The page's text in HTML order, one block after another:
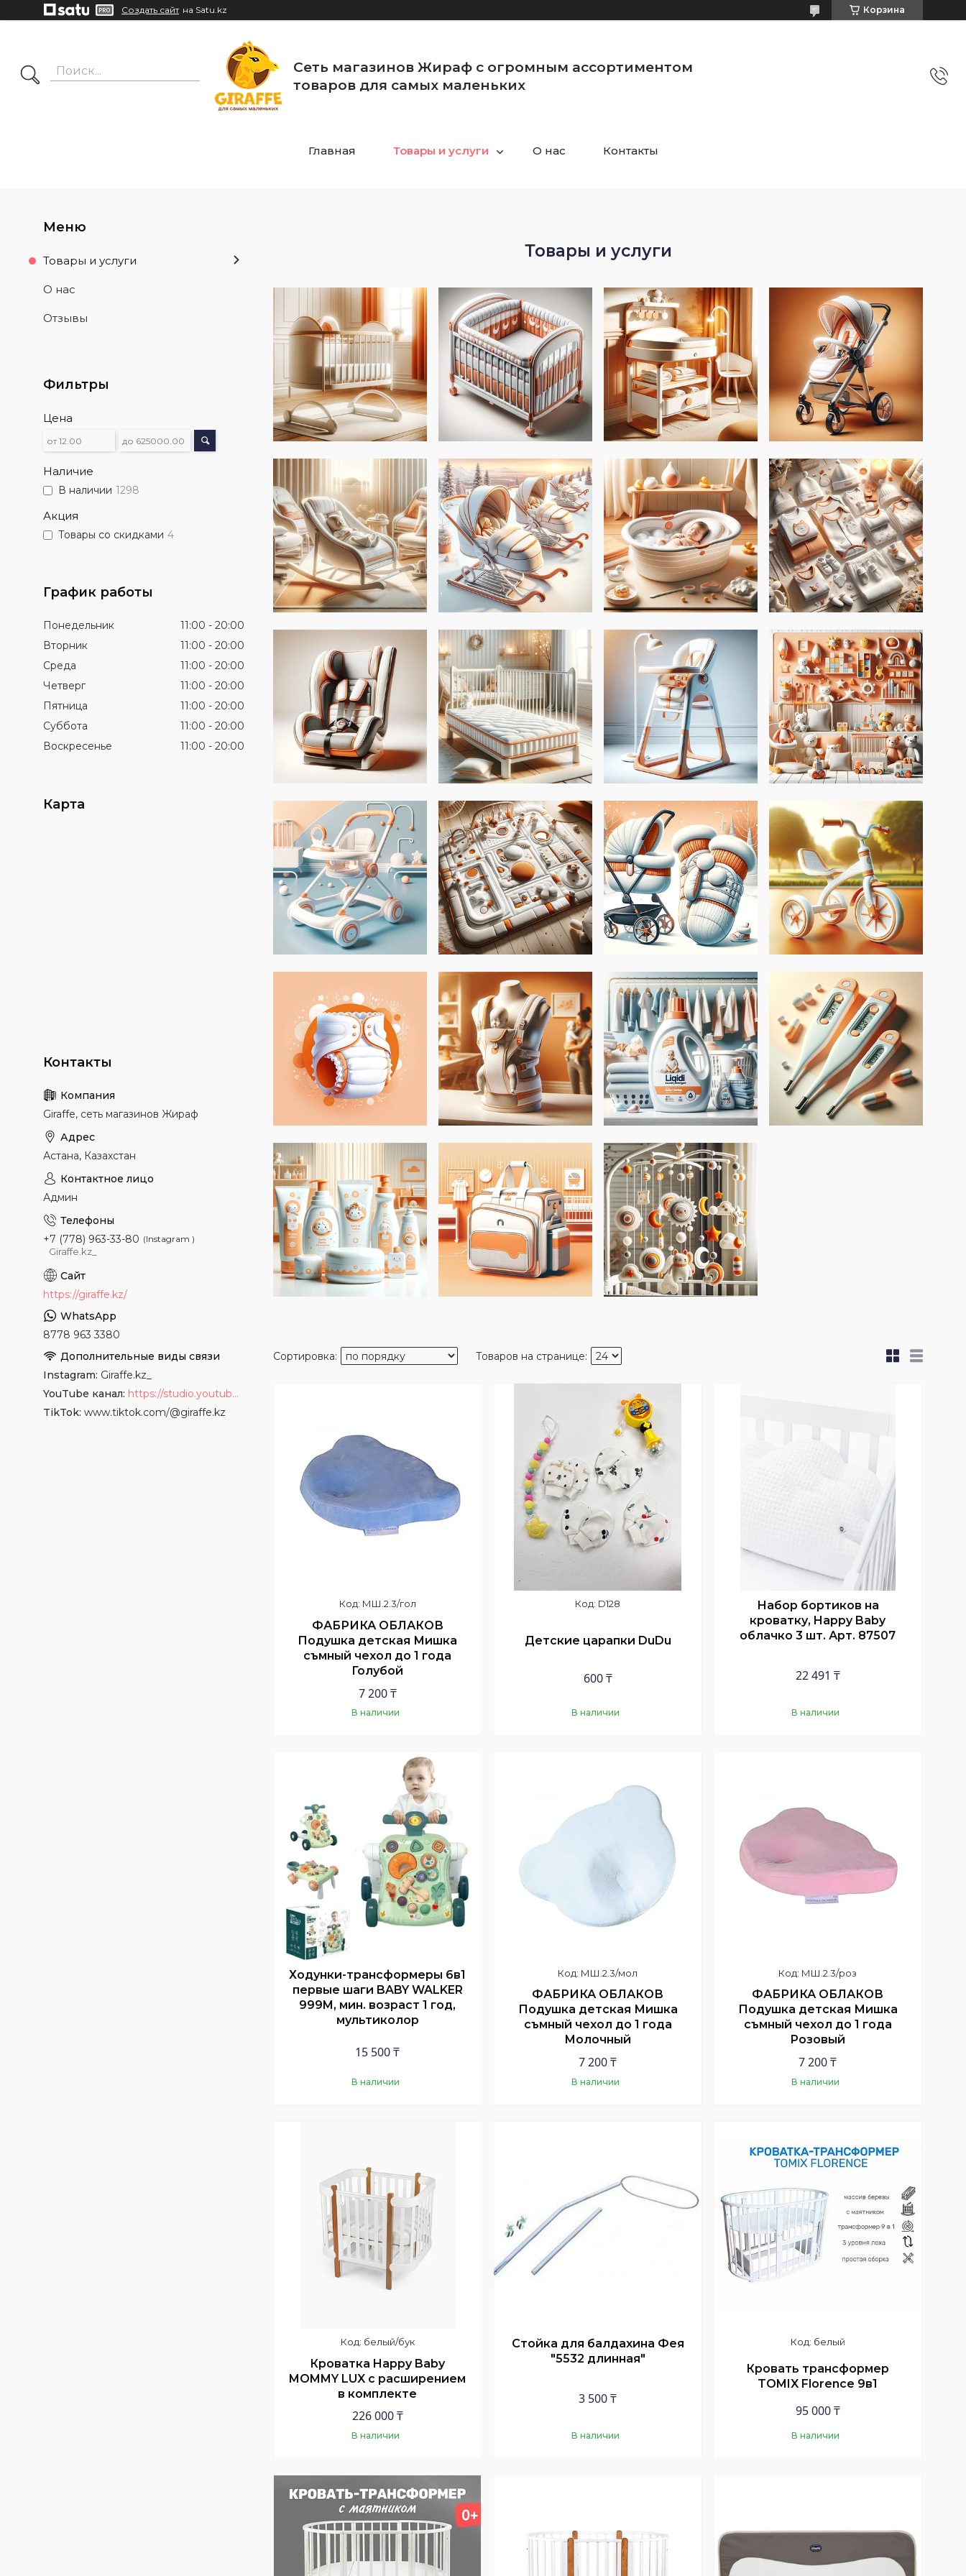
Создать сайт на Satu.kz Корзина
Сеть магазинов Жираф с огромным ассортиментом
товаров для самых маленьких
Главная Товары и услуги О нас Контакты
Товары и услуги
МШ.2.3/гол
ФАБРИКА ОБЛАКОВ
Подушка детская Мишка
съмный чехол до 1 года
Голубой
7 200 ₸
В наличии
D128
Детские царапки DuDu
600 ₸
В наличии
Набор бортиков на
кроватку, Happy Baby
облачко 3 шт. Арт. 87507
22 491 ₸
В наличии
Ходунки-трансформеры 6в1
первые шаги BABY WALKER
999M, мин. возраст 1 год,
мультиколор
15 500 ₸
В наличии
МШ.2.3/мол
ФАБРИКА ОБЛАКОВ
Подушка детская Мишка
съмный чехол до 1 года
Молочный
7 200 ₸
В наличии
МШ.2.3/роз
ФАБРИКА ОБЛАКОВ
Подушка детская Мишка
съмный чехол до 1 года
Розовый
7 200 ₸
В наличии
белый/бук
Кроватка Happy Baby
MOMMY LUX с расширением
в комплекте
226 000 ₸
В наличии
Стойка для балдахина Фея
"5532 длинная"
3 500 ₸
В наличии
белый
Кровать трансформер
TOMIX Florence 9в1
95 000 ₸
В наличии
Товары и услуги
О нас
Отзывы
Фильтры
Цена
Наличие
В наличии 1298
Акция
Товары со скидками 4
График работы
Понедельник 11:00
20:00
Вторник
11:00
20:00
Среда
11:00
20:00
Четверг
11:00
20:00
Пятница
11:00
20:00
Суббота
11:00
20:00
Воскресенье
11:00 20:00
Карта
Giraffe, сеть магазинов Жираф
Астана, Казахстан
Админ
+7 (778) 963-33-80 Instagram
Giraffe.kz_
https://giraffe.kz/
8778 963 3380
Instagram Giraffe.kz_
YouTube канал
https://studio.youtube.com/channel/UCyYkgm-sNArnyGblChDIV5w
TikTok www.tiktok.com/@giraffe.kz